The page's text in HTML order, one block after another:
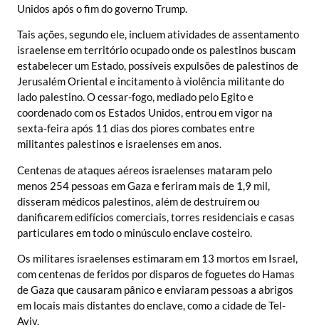
Unidos após o fim do governo Trump.
Tais ações, segundo ele, incluem atividades de assentamento
israelense em território ocupado onde os palestinos buscam
estabelecer um Estado, possíveis expulsões de palestinos de
Jerusalém Oriental e incitamento à violência militante do
lado palestino. O cessar-fogo, mediado pelo Egito e
coordenado com os Estados Unidos, entrou em vigor na
sexta-feira após 11 dias dos piores combates entre
militantes palestinos e israelenses em anos.
Centenas de ataques aéreos israelenses mataram pelo
menos 254 pessoas em Gaza e feriram mais de 1,9 mil,
disseram médicos palestinos, além de destruírem ou
danificarem edifícios comerciais, torres residenciais e casas
particulares em todo o minúsculo enclave costeiro.
Os militares israelenses estimaram em 13 mortos em Israel,
com centenas de feridos por disparos de foguetes do Hamas
de Gaza que causaram pânico e enviaram pessoas a abrigos
em locais mais distantes do enclave, como a cidade de Tel-
Aviv.